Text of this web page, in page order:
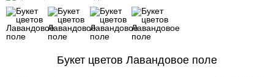
Букет цветов Лавандовое поле